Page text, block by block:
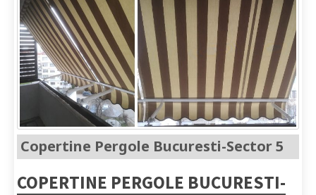
Copertine Pergole Bucuresti-Sector 5
COPERTINE PERGOLE BUCURESTI-